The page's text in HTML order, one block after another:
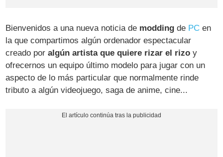
Bienvenidos a una nueva noticia de modding de PC en
la que compartimos algún ordenador espectacular
creado poralgún artista que quiere rizar el rizo y
ofrecernos un equipo último modelo para jugar con un
aspecto de lo más particular que normalmente rinde
tributo a algún videojuego, saga de anime, cine...